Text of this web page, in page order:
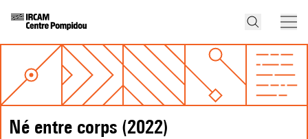
Né entre corps (2022)